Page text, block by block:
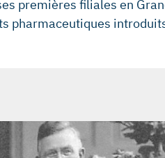
premières filiales en